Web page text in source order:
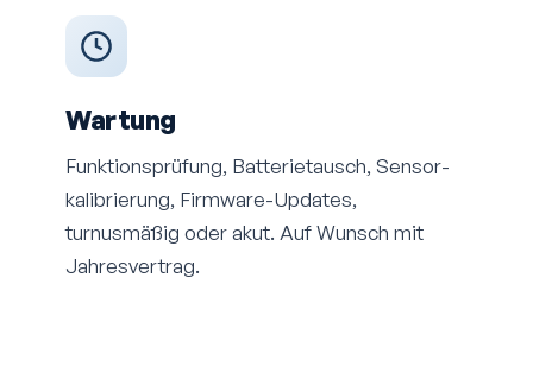
Wartung
Funktions­prüfung, Batterietausch, Sensor­
kalibrierung, Firmware-Updates,
turnusmäßig oder akut. Auf Wunsch mit
Jahres­vertrag.